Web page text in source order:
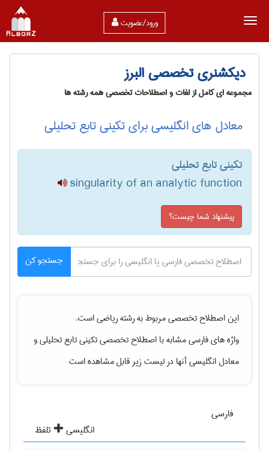
ورود/عضویت
دیکشنری تخصصی البرز
مجموعه ای کامل از لغات و اصطلاحات تخصصی همه رشته ها
معادل های انگلیسی برای تکینی تابع تحلیلی
تکینی تابع تحلیلی
singularity of an analytic function
پیشنهاد شما چیست؟
جستجو کن
این اصطلاح تخصصی مربوط به رشتهرياضیاست.
واژه های فارسی مشابه با اصطلاح تخصصیتکینی تابع تحلیلیو
معادل انگلیسی آنها در لیست زیر قابل مشاهده است
فارسی
انگلیسی
تلفظ